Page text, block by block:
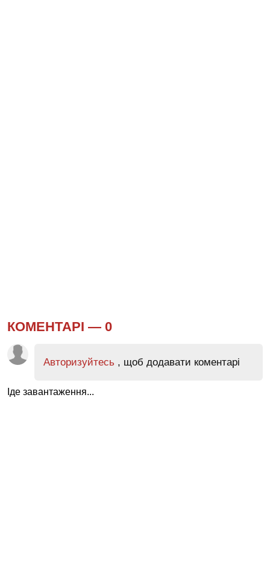
КОМЕНТАРІ — 0
Авторизуйтесь , щоб додавати коментарі
Іде завантаження...